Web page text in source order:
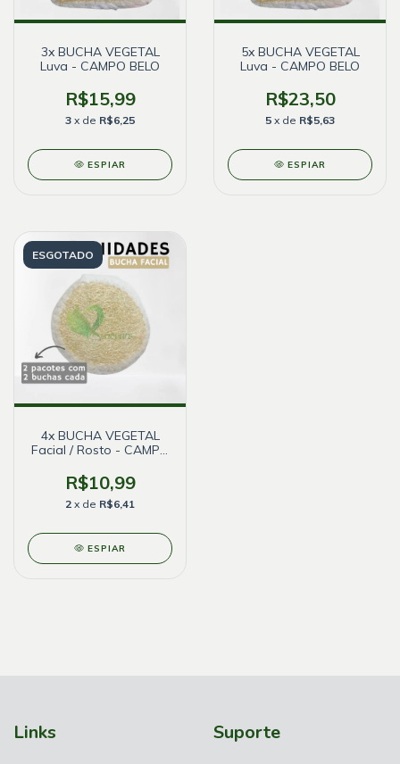
3x BUCHA VEGETAL
Luva - CAMPO BELO
R$15,99
3 x de R$6,25
ESPIAR
5x BUCHA VEGETAL
Luva - CAMPO BELO
R$23,50
5 x de R$5,63
ESPIAR
ESGOTADO
4x BUCHA VEGETAL
Facial / Rosto - CAMPO
R$10,99
2 x de R$6,41
ESPIAR
Links Suporte